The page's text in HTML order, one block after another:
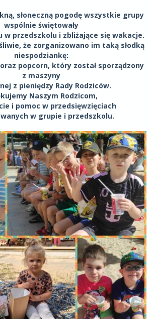
słoneczną pogodę wszystkie grupy
wspólnie świętowały
w przedszkolu i zbliżające się wakacje.
że zorganizowano im taką słodką
niespodziankę:
oraz popcorn, który został sporządzony
z maszyny
z pieniędzy Rady Rodziców.
Naszym Rodzicom,
i pomoc w przedsięwzięciach
w grupie i przedszkolu.